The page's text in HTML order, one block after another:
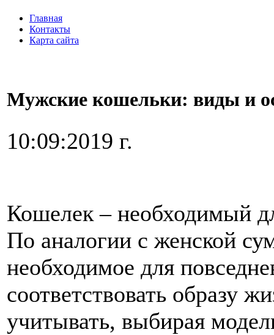
Главная
Контакты
Карта сайта
Мужские кошельки: виды и
10:09:2019 г.
Кошелек – необходимый
По аналогии с женской
необходимое для
соответствовать образу
учитывать, выбирая